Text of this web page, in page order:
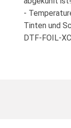
-
Tinten und
DTF-FOIL-